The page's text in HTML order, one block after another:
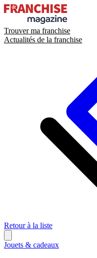
Trouver ma franchise
Actualités de la franchise
Retour à la liste
Jouets & cadeaux